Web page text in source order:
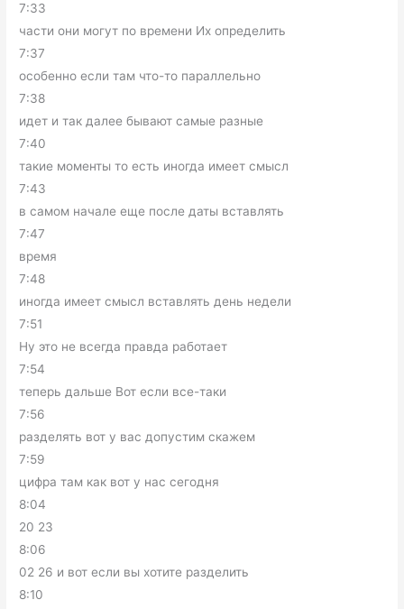
7:33
части они могут по времени Их определить
7:37
особенно если там что-то параллельно
7:38
идет и так далее бывают самые разные
7:40
такие моменты то есть иногда имеет смысл
7:43
в самом начале еще после даты вставлять
7:47
время
7:48
иногда имеет смысл вставлять день недели
7:51
Ну это не всегда правда работает
7:54
теперь дальше Вот если все-таки
7:56
разделять вот у вас допустим скажем
7:59
цифра там как вот у нас сегодня
8:04
20 23
8:06
02 26 и вот если вы хотите разделить
8:10